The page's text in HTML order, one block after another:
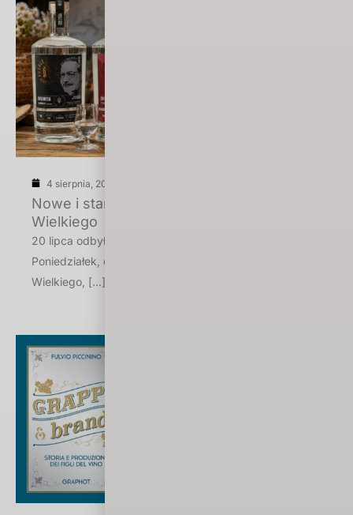
4 sierpnia, 2026
Nowe i starzone okowity z Podola
Wielkiego
20 lipca odbyło się spotkanie w cyklu Mocny
Poniedziałek, degustacja nowych okowit z Podola
Wielkiego, […]